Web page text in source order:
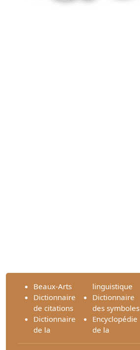
Beaux-Arts
Dictionnaire
de citations
Dictionnaire
de la
linguistique
Dictionnaire
des symboles
Encyclopédie
de la